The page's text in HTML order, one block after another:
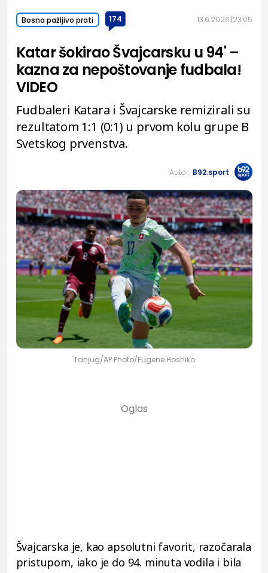
Bosna pažljivo prati 174 13.6.2026. 23:05
Katar šokirao Švajcarsku u 94' –
kazna za nepoštovanje fudbala!
VIDEO
Fudbaleri Katara i Švajcarske remizirali su
rezultatom 1:1 (0:1) u prvom kolu grupe B
Svetskog prvenstva.
Autor: B92.sport
Tanjug/AP Photo/Eugene Hoshiko
Švajcarska je, kao apsolutni favorit, razočarala
pristupom, iako je do 94. minuta vodila i bila